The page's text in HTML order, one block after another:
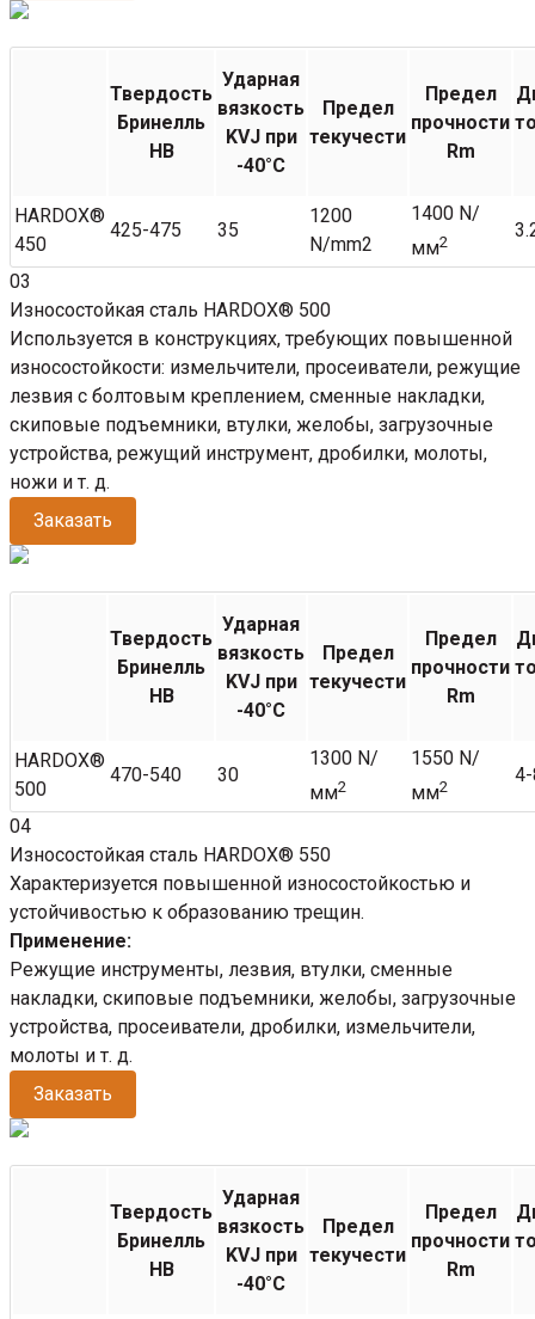
Твердость
Бринелль
НВ
Ударная
вязкость
KVJ при
-40°C
Предел
текучести
Предел
прочности
Rm
HARDOX®
450
425-475 35
1200
N/mm2
1400 N/
мм2
03
Износостойкая сталь HARDOX® 500
Используется в конструкциях, требующих повышенной
износостойкости: измельчители, просеиватели, режущие
лезвия с болтовым креплением, сменные накладки,
скиповые подъемники, втулки, желобы, загрузочные
устройства, режущий инструмент, дробилки, молоты,
ножи и т. д.
Заказать
Твердость
Бринелль
НВ
Ударная
вязкость
KVJ при
-40°C
Предел
текучести
Предел
прочности
Rm
HARDOX®
500
470-540 30
1300 N/
мм2
1550 N/
мм2
04
Износостойкая сталь HARDOX® 550
Характеризуется повышенной износостойкостью и
устойчивостью к образованию трещин.
Применение:
Режущие инструменты, лезвия, втулки, сменные
накладки, скиповые подъемники, желобы, загрузочные
устройства, просеиватели, дробилки, измельчители,
молоты и т. д.
Заказать
Твердость
Бринелль
НВ
Ударная
вязкость
KVJ при
-40°C
Предел
текучести
Предел
прочности
Rm